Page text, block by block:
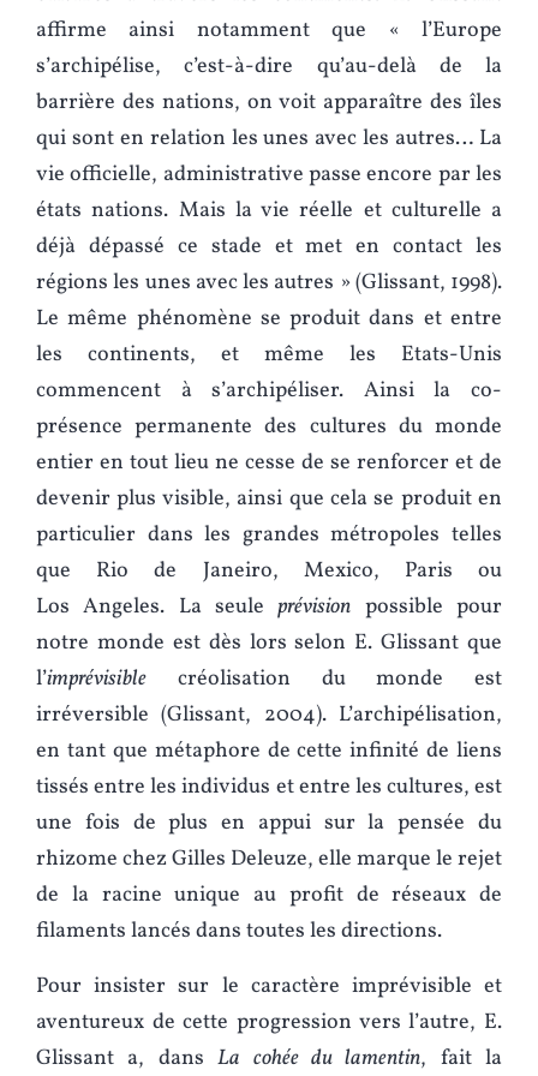
affirme ainsi notamment que « l’Europe
s’archipélise, c’est-à-dire qu’au-delà de la
barrière des nations, on voit apparaître des îles
qui sont en relation les unes avec les autres… La
vie officielle, administrative passe encore par les
états nations. Mais la vie réelle et culturelle a
déjà dépassé ce stade et met en contact les
régions les unes avec les autres » (Glissant, 1998).
Le même phénomène se produit dans et entre
les continents, et même les Etats-Unis
commencent à s’archipéliser. Ainsi la co-
présence permanente des cultures du monde
entier en tout lieu ne cesse de se renforcer et de
devenir plus visible, ainsi que cela se produit en
particulier dans les grandes métropoles telles
que Rio de Janeiro, Mexico, Paris ou
Los Angeles. La seuleprévision possible pour
notre monde est dès lors selon E. Glissant que
l’imprévisible créolisation du monde est
irréversible (Glissant, 2004). L’archipélisation,
en tant que métaphore de cette infinité de liens
tissés entre les individus et entre les cultures, est
une fois de plus en appui sur la pensée du
rhizome chez Gilles Deleuze, elle marque le rejet
de la racine unique au profit de réseaux de
filaments lancés dans toutes les directions.
Pour insister sur le caractère imprévisible et
aventureux de cette progression vers l’autre, E.
Glissant a, dansLa cohée du lamentin, fait la